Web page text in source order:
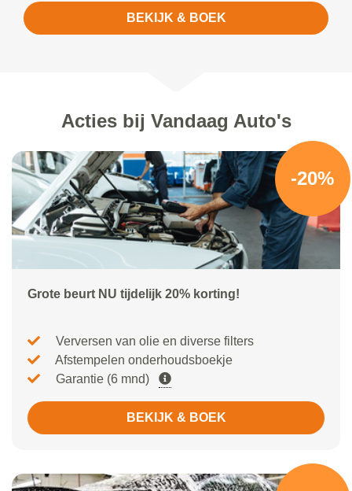
BEKIJK & BOEK
Acties bij Vandaag Auto's
-20%
Grote beurt NU tijdelijk 20% korting!
Verversen van olie en diverse filters
Afstempelen onderhoudsboekje
Garantie (6 mnd)
BEKIJK & BOEK